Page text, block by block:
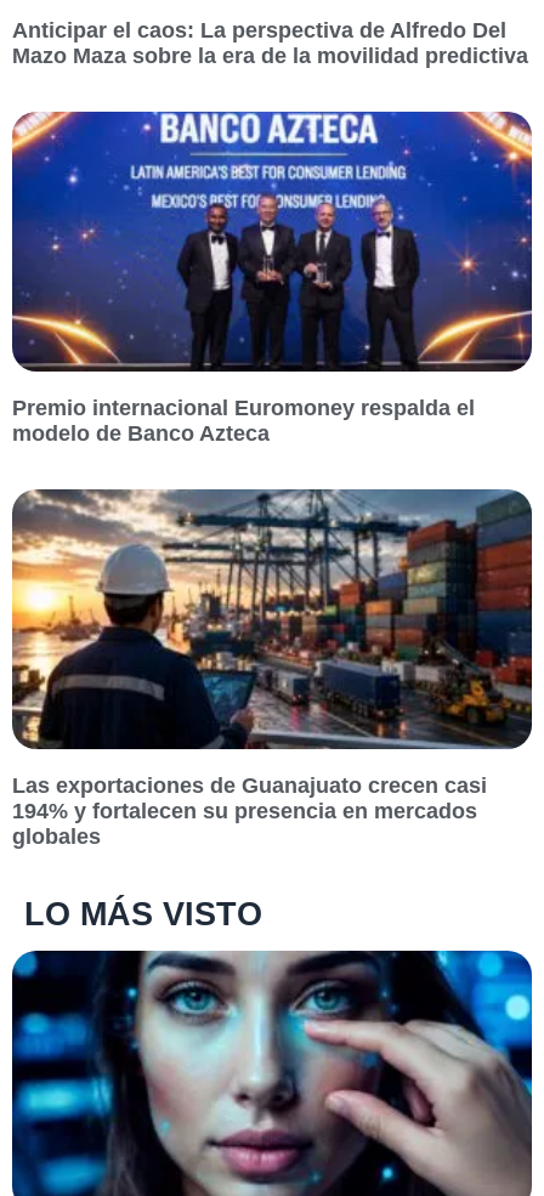
Anticipar el caos: La perspectiva de Alfredo Del
Mazo Maza sobre la era de la movilidad predictiva
Premio internacional Euromoney respalda el
modelo de Banco Azteca
Las exportaciones de Guanajuato crecen casi
194% y fortalecen su presencia en mercados
globales
LO MÁS VISTO